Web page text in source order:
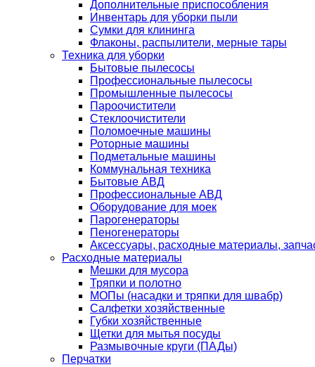
Дополнительные приспособления
Инвентарь для уборки пыли
Сумки для клининга
Флаконы, распылители, мерные тары
Техника для уборки
Бытовые пылесосы
Профессиональные пылесосы
Промышленные пылесосы
Пароочистители
Стеклоочистители
Поломоечные машины
Роторные машины
Подметальные машины
Коммунальная техника
Бытовые АВД
Профессиональные АВД
Оборудование для моек
Парогенераторы
Пеногенераторы
Аксессуары, расходные материалы,
Расходные материалы
Мешки для мусора
Тряпки и полотно
МОПы (насадки и тряпки для швабр)
Салфетки хозяйственные
Губки хозяйственные
Щетки для мытья посуды
Размывочные круги (ПАДы)
Перчатки